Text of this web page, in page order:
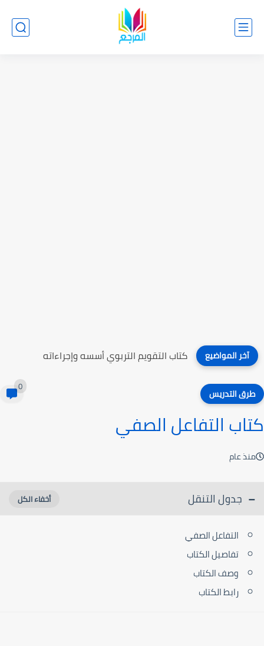
آخر المواضيع كتاب التقويم التربوي أسسه وإجراءاته
طرق التدريس 0
كتاب التفاعل الصفي
منذ عام
جدول التنقل
التفاعل الصفي
تفاصيل الكتاب
وصف الكتاب
رابط الكتاب